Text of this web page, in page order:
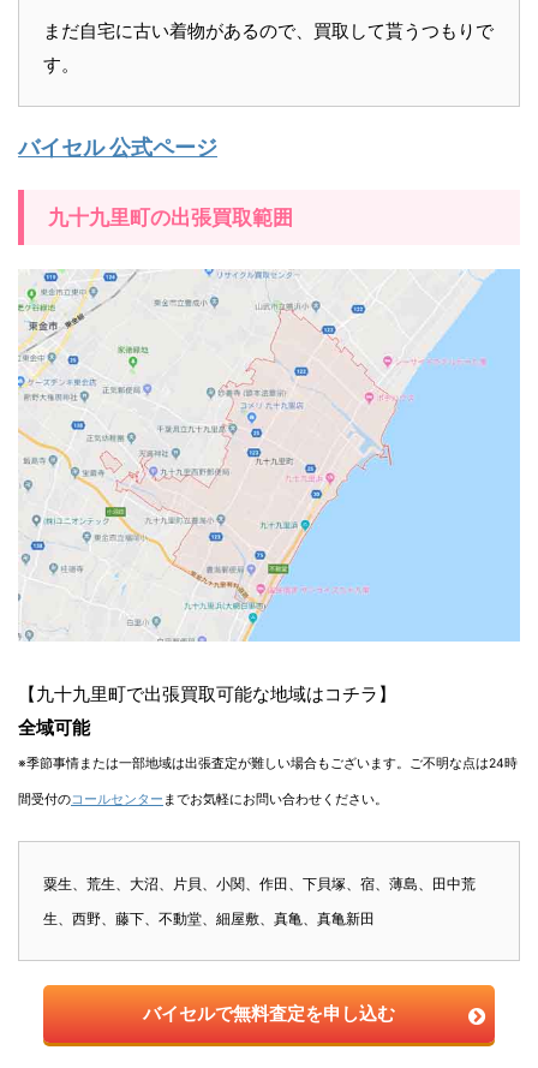
まだ自宅に古い着物があるので、買取して貰うつもりで
す。
バイセル 公式ページ
九十九里町の出張買取範囲
【九十九里町で出張買取可能な地域はコチラ】
全域可能
※季節事情または一部地域は出張査定が難しい場合もございます。ご不明な点は24時
間受付のコールセンター までお気軽にお問い合わせください。
粟生、荒生、大沼、片貝、小関、作田、下貝塚、宿、薄島、田中荒
生、西野、藤下、不動堂、細屋敷、真亀、真亀新田
バイセルで無料査定を申し込む